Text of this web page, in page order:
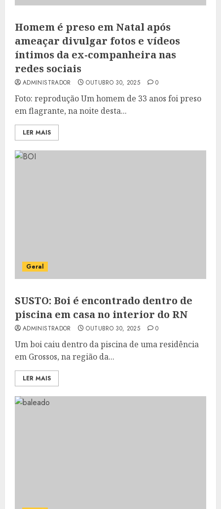
Homem é preso em Natal após
ameaçar divulgar fotos e vídeos
íntimos da ex-companheira nas
redes sociais
ADMINISTRADOR OUTUBRO 30, 2025 0
Foto: reprodução Um homem de 33 anos foi preso
em flagrante, na noite desta...
LER MAIS
Geral
SUSTO: Boi é encontrado dentro de
piscina em casa no interior do RN
ADMINISTRADOR OUTUBRO 30, 2025 0
Um boi caiu dentro da piscina de uma residência
em Grossos, na região da...
LER MAIS